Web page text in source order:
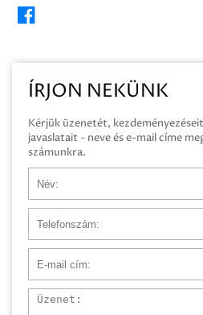
ÍRJON NEKÜNK
Kérjük üzenetét,
javaslatait - neve és e-mail címe
számunkra.
Üzenet